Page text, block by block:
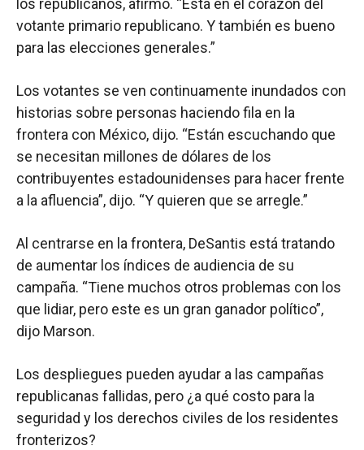
los republicanos, afirmó. “Está en el corazón del
votante primario republicano. Y también es bueno
para las elecciones generales.”
Los votantes se ven continuamente inundados con
historias sobre personas haciendo fila en la
frontera con México, dijo. “Están escuchando que
se necesitan millones de dólares de los
contribuyentes estadounidenses para hacer frente
a la afluencia”, dijo. “Y quieren que se arregle.”
Al centrarse en la frontera, DeSantis está tratando
de aumentar los índices de audiencia de su
campaña. “Tiene muchos otros problemas con los
que lidiar, pero este es un gran ganador político”,
dijo Marson.
Los despliegues pueden ayudar a las campañas
republicanas fallidas, pero ¿a qué costo para la
seguridad y los derechos civiles de los residentes
fronterizos?